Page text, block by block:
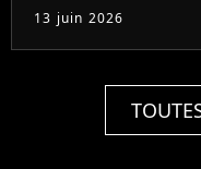
13 juin 2026